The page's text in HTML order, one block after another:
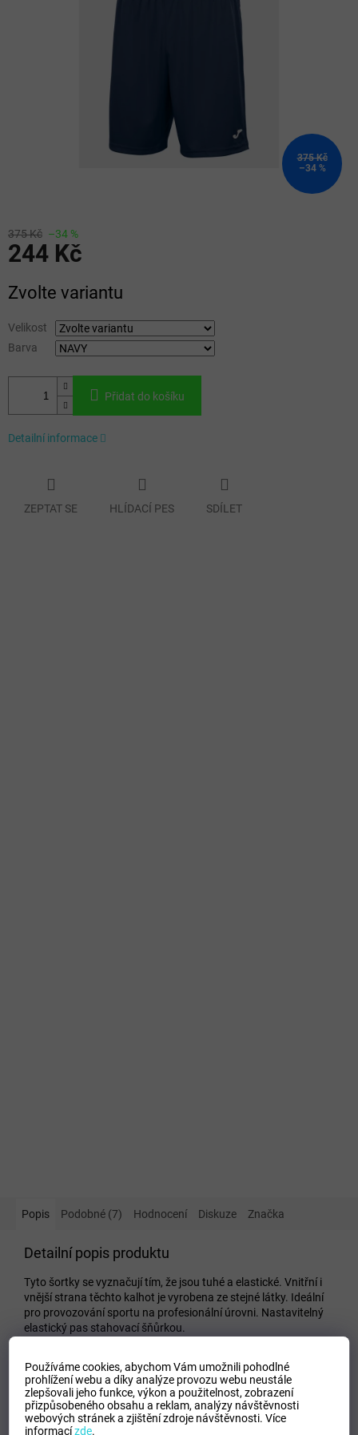
Používáme cookies, abychom Vám umožnili pohodlné
prohlížení webu a díky analýze provozu webu neustále
zlepšovali jeho funkce, výkon a použitelnost,zobrazení
přizpůsobeného obsahu a reklam, analýzy návštěvnosti
webových stránek a zjištění zdroje návštěvnosti.Více
informacízde.
375 Kč
–34 %
375 Kč –34 %
244 Kč
cena:
Zvolte variantu
Velikost
Barva
Přidat do košíku
Detailní informace
ZEPTAT SE HLÍDACÍ PES SDÍLET
Popis Podobné (7) Hodnocení Diskuze Značka
Detailní popis produktu
Tyto šortky se vyznačují tím, že jsou tuhé a elastické. Vnitřní i
vnější strana těchto kalhot je vyrobena ze stejné látky. Ideální
pro provozování sportu na profesionální úrovni. Nastavitelný
elastický pas stahovací šňůrkou.
Doplňkové parametry
Kategorie:
Dětské kraťasy a šortky
EAN:
Zvolte variantu
Tipo Mdelo: T